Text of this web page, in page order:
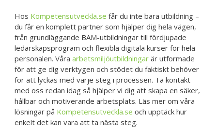
Hos Kompetensutveckla.se får du inte bara utbildning –
du får en komplett partner som hjälper dig hela vägen,
från grundläggande BAM-utbildningar till fördjupade
ledarskapsprogram och flexibla digitala kurser för hela
personalen. Våra arbetsmiljöutbildningar är utformade
för att ge dig verktygen och stödet du faktiskt behöver
för att lyckas med varje steg i processen. Ta kontakt
med oss redan idag så hjälper vi dig att skapa en säker,
hållbar och motiverande arbetsplats. Läs mer om våra
lösningar på Kompetensutveckla.se och upptäck hur
enkelt det kan vara att ta nästa steg.